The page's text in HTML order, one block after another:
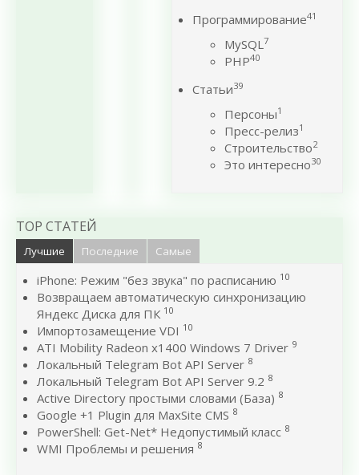
Программирование41
MySQL7
PHP40
Статьи39
Персоны1
Пресс-релиз1
Строительство2
Это интересно30
TOP СТАТЕЙ
Лучшие Последние Самые
iPhone: Режим "без звука" по расписанию 10
Возвращаем автоматическую синхронизацию
Яндекс Диска для ПК 10
Импортозамещение VDI 10
ATI Mobility Radeon x1400 Windows 7 Driver 9
Локальный Telegram Bot API Server 8
Локальный Telegram Bot API Server 9.2 8
Active Directory простыми словами (База) 8
Google +1 Plugin для MaxSite CMS 8
PowerShell: Get-Net* Недопустимый класс 8
WMI Проблемы и решения 8